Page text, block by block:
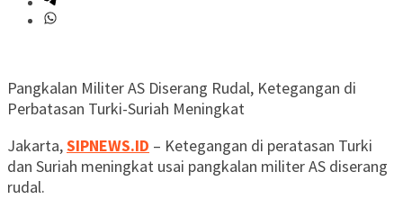
Pangkalan Militer AS Diserang Rudal, Ketegangan di
Perbatasan Turki-Suriah Meningkat
Jakarta,SIPNEWS.ID – Ketegangan di peratasan Turki
dan Suriah meningkat usai pangkalan militer AS diserang
rudal.